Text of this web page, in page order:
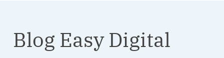
Blog Easy Digital